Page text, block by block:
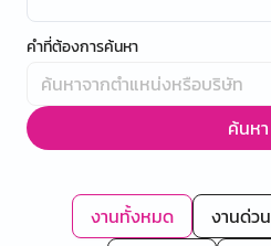
คำที่ต้องการค้นหา
ค้นหา
งานทั้งหมด งานด่วน